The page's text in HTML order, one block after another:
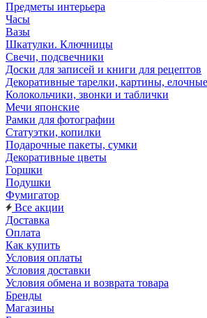
Предметы интерьера
Часы
Вазы
Шкатулки. Ключницы
Свечи, подсвечники
Доски для записей и книги для рецептов
Декоративные тарелки, картины,
Колокольчики, звонки и таблички
Мечи японские
Рамки для фотографии
Статуэтки, копилки
Подарочные пакеты, сумки
Декоративные цветы
Горшки
Подушки
Фумигатор
Все акции
Доставка
Оплата
Как купить
Условия оплаты
Условия доставки
Условия обмена и возврата товара
Бренды
Магазины